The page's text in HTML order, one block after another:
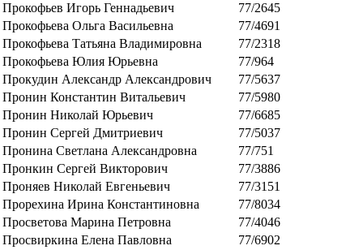
Прокофьев Игорь Геннадьевич
77/2645
Прокофьева Ольга Васильевна
77/4691
Прокофьева Татьяна Владимировна
77/2318
Прокофьева Юлия Юрьевна
77/964
Прокудин Александр Александрович
77/5637
Пронин Константин Витальевич
77/5980
Пронин Николай Юрьевич
77/6685
Пронин Сергей Дмитриевич
77/5037
Пронина Светлана Александровна
77/751
Пронкин Сергей Викторович
77/3886
Проняев Николай Евгеньевич
77/3151
Прорехина Ирина Константиновна
77/8034
Просветова Марина Петровна
77/4046
Просвиркина Елена Павловна
77/6902